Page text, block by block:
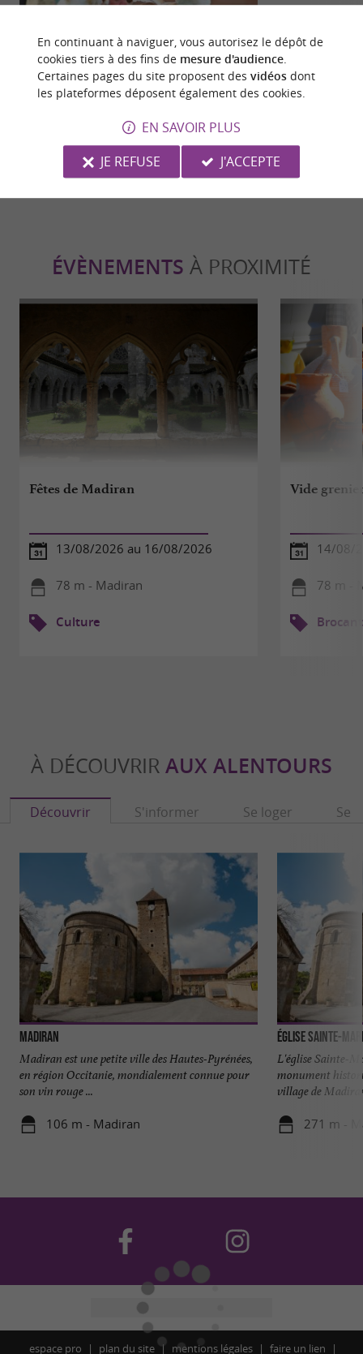
Le Parc aux Rapaces de Madiran
106 m - Madiran
Familiale
Le Rex Hôtel
Détente
ÉVÈNEMENTS À PROXIMITÉ
Fêtes de Madiran
13/08/2026 au 16/08/2026
78 m - Madiran
Culture
Vide
14/08/
78 m -
À DÉCOUVRIR AUX ALENTOURS
Découvrir S'informer Se loger Se
Madiran
Madiran est une petite ville des Hautes-Pyrénées,
en région Occitanie, mondialement connue pour
son vin rouge ...
106 m - Madiran
Église Sainte-
L'église Sainte-
monument
village de
271 m -
espace pro plan du site mentions légales faire un lien
En continuant à naviguer, vous autorisez le dépôt de
cookies tiers à des fins de mesure d'audience.
Certaines pages du site proposent des vidéosdont
les plateformes déposent également des cookies.
EN SAVOIR PLUS
JE REFUSE
J'ACCEPTE